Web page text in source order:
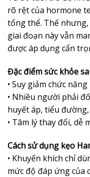
rõ rệt của hormone
tổng thể. Thế nhưng,
giai đoạn này vẫn
được áp dụng cẩn
Đặc điểm sức khỏe
• Suy giảm chức
• Nhiều người phải
huyết áp, tiểu
• Tâm lý thay đổi,
Cách sử dụng kẹo
• Khuyến khích chỉ
mức độ đáp ứng của